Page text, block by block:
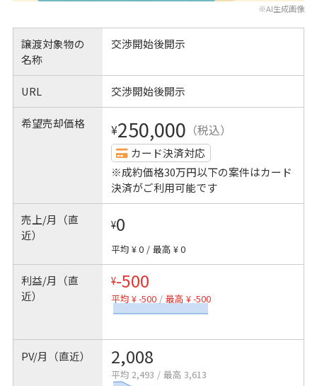
※AI生成画像
譲渡対象物の
名称
交渉開始後開示
URL 交渉開始後開示
希望売却価格 ¥250,000 （税込）
カード決済対応
※成約価格30万円以下の案件はカード
決済がご利用可能です
売上/月（直
近）
¥0
平均 ¥ 0 / 最高 ¥ 0
利益/月（直
近）
¥-500
平均 ¥ -500 / 最高 ¥ -500
PV/月（直近） 2,008
平均 2,493 / 最高 3,613